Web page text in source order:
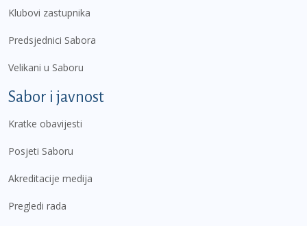
Klubovi zastupnika
Predsjednici Sabora
Velikani u Saboru
Sabor i javnost
Kratke obavijesti
Posjeti Saboru
Akreditacije medija
Pregledi rada